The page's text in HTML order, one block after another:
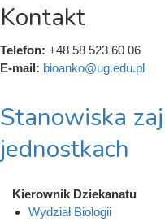
Kontakt
Telefon: +48 58 523 60 06
E-mail: bioanko@ug.edu.pl
Stanowiska
jednostkach
Kierownik Dziekanatu
Wydział Biologii